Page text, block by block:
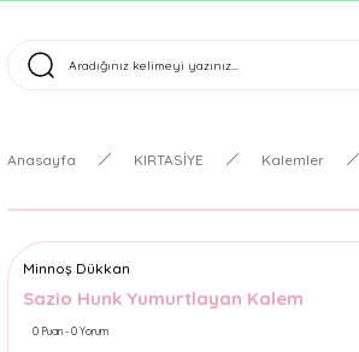
Tüm Siparişler Aynı Gün
Anasayfa KIRTASİYE Kalemler
Minnoş Dükkan
Sazio Hunk Yumurtlayan Kalem
0 Puan - 0 Yorum